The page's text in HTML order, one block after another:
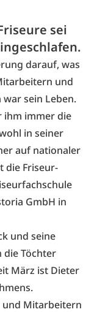
sei
darauf, was
und
war sein Leben.
ihm immer die
in seiner
auf nationaler
die Friseur-
GmbH in
und seine
die Töchter
März ist Dieter
und Mitarbeitern